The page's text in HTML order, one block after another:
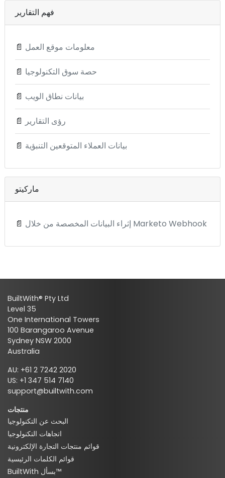
فهم التقارير
📄 معلومات موقع العمل
📄 حصة سوق التكنولوجيا
📄 بيانات نطاق الويب
📄 رؤى التقارير
📄 بيانات العملاء المتوقعين التنبؤية
ماركيتو
📄 إثراء البيانات المخصصة من خلال Marketo Webhook
BuiltWith® Pty Ltd
Level 35
One International Towers
100 Barangaroo Avenue
Sydney NSW 2000
Australia
AU: +61 2 7242 2020
US: +1 347 514 7140
support@builtwith.com
منتجات
البحث عن التكنولوجيا
اتجاهات التكنولوجيا
قوائم منتجات التجارة الإلكترونية
قوائم الكلمات الرئيسية
BuiltWith بسأل™